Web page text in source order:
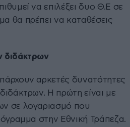
να επιλέξει δυο Θ.Ε σε
θα πρέπει να καταθέσεις
διδάκτρων
αρκετές δυνατότητες
Η πρώτη είναι με
σε λογαριασμό που
στην Εθνική Τράπεζα.